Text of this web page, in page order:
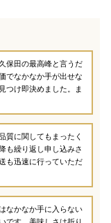
保田の最高峰と言うだ
でなかなか手が出せな
つけ即決めました。ま
質に関してもまったく
も繰り返し申し込みさ
も迅速に行っていただ
なかなか手に入らない